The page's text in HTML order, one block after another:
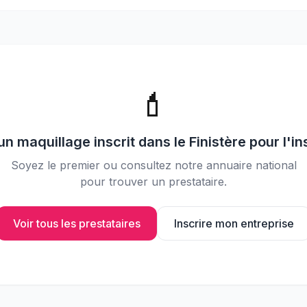
💄
maquillage inscrit dans le Finistère pour
Soyez le premier ou consultez notre annuaire national
pour trouver un prestataire.
Voir tous les prestataires Inscrire mon entreprise